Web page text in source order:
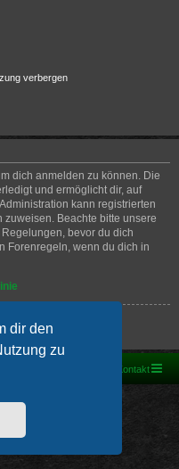
dir den
zu
verbergen
dich anmelden zu können. Die
und ermöglicht dir, auf
kann registrierten
Beachte bitte unsere
bevor du dich
Forenregeln, wenn du dich in
Kontakt